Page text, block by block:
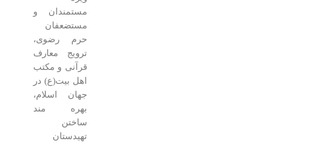
مستمندان و
مستضعفان
حرم رضوی،
ترویج معارف
قرآنی و مکتب
اهل بیت(ع) در
جهان اسلام،
بهره‌ مند
تهیدستان